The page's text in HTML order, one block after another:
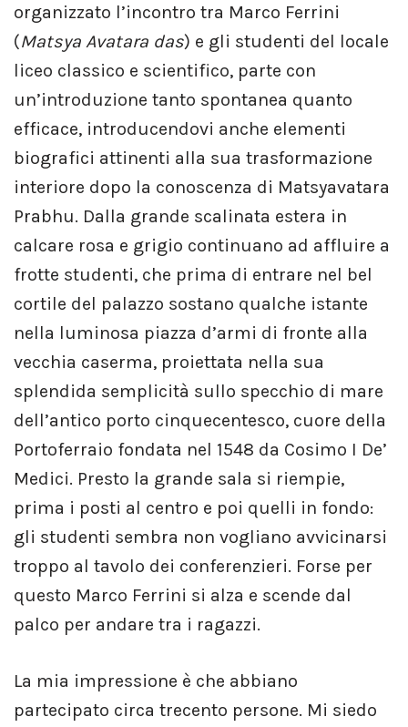
organizzato l’incontro tra Marco Ferrini
(Matsya Avatara das) e gli studenti del locale
liceo classico e scientifico, parte con
un’introduzione tanto spontanea quanto
efficace, introducendovi anche elementi
biografici attinenti alla sua trasformazione
interiore dopo la conoscenza di Matsyavatara
Prabhu. Dalla grande scalinata estera in
calcare rosa e grigio continuano ad affluire a
frotte studenti, che prima di entrare nel bel
cortile del palazzo sostano qualche istante
nella luminosa piazza d’armi di fronte alla
vecchia caserma, proiettata nella sua
splendida semplicità sullo specchio di mare
dell’antico porto cinquecentesco, cuore della
Portoferraio fondata nel 1548 da Cosimo I De’
Medici. Presto la grande sala si riempie,
prima i posti al centro e poi quelli in fondo:
gli studenti sembra non vogliano avvicinarsi
troppo al tavolo dei conferenzieri. Forse per
questo Marco Ferrini si alza e scende dal
palco per andare tra i ragazzi.
La mia impressione è che abbiano
partecipato circa trecento persone. Mi siedo